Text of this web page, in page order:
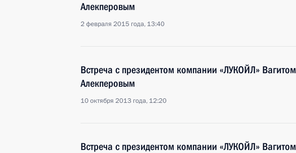
Алекперовым
2 февраля 2015 года, 13:40
Встреча с президентом компании «ЛУКОЙЛ» Вагитом
Алекперовым
10 октября 2013 года, 12:20
Встреча с президентом компании «ЛУКОЙЛ» Вагитом